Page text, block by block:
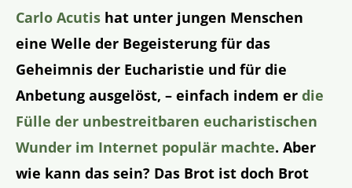
Carlo Acutis hat unter jungen Menschen
eine Welle der Begeisterung für das
Geheimnis der Eucharistie und für die
Anbetung ausgelöst, – einfach indem er die
Fülle der unbestreitbaren eucharistischen
Wunder im Internet populär machte. Aber
wie kann das sein? Das Brot ist doch Brot